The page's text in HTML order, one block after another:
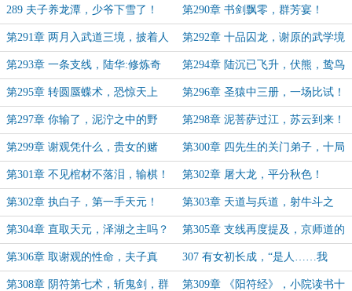
请！
289 夫子养龙潭，少爷下雪了！ 第290章 书剑飘零，群芳宴！
第291章 两月入武道三境，披着人
皮的妖魔！
第292章 十品囚龙，谢原的武学境
界！
第293章 一条支线，陆华:修炼奇
才？
第294章 陆沉已飞升，伏熊，鸷鸟
二术！
第295章 转圆蜃蝶术，恐惊天上
人？
第296章 圣猿中三册，一场比试！
第297章 你输了，泥泞之中的野
草！（第一更）
第298章 泥菩萨过江，苏云到来！
（第二更）
第299章 谢观凭什么，贵女的赌
约！
第300章 四先生的关门弟子，十局
六胜制！
第301章 不见棺材不落泪，输棋！ 第302章 屠大龙，平分秋色！
第302章 执白子，第一手天元！
（第一更！）
第303章 天道与兵道，射牛斗之
墟！
第304章 直取天元，泽湖之主吗？ 第305章 支线再度提及，京师道的
灾民！
第306章 取谢观的性命，夫子真
名！
307 有女初长成，“是人……我
吃！”
第308章 阴符第七术，斩鬼剑，群 第309章 《阳符经》，小院读书十